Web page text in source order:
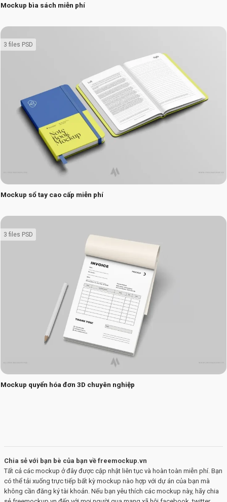
Mockup bìa sách miễn phí
Mockup sổ tay cao cấp miễn phí
3 files PSD
Mockup quyển hóa đơn 3D chuyên nghiệp
3 files PSD
Chia sẻ với bạn bè của bạn về freemockup.vn
Tất cả các mockup ở đây được cập nhật liên tục và hoàn toàn miễn phí. Bạn
có thể tải xuống trực tiếp bất kỳ mockup nào hợp với dự án của bạn mà
không cần đăng ký tài khoản. Nếu bạn yêu thích các mockup này, hãy chia